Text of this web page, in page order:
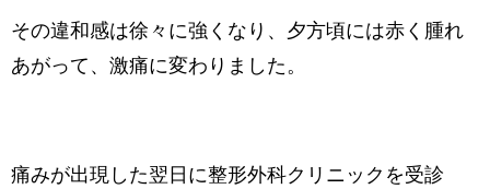
その違和感は徐々に強くなり、夕方頃には赤く腫れ
あがって、激痛に変わりました。
痛みが出現した翌日に整形外科クリニックを受診